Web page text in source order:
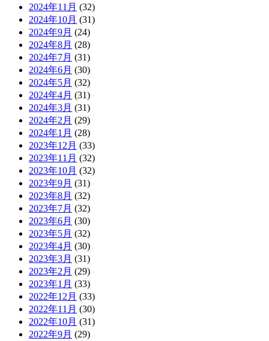
2024年11月 (32)
2024年10月 (31)
2024年9月 (24)
2024年8月 (28)
2024年7月 (31)
2024年6月 (30)
2024年5月 (32)
2024年4月 (31)
2024年3月 (31)
2024年2月 (29)
2024年1月 (28)
2023年12月 (33)
2023年11月 (32)
2023年10月 (32)
2023年9月 (31)
2023年8月 (32)
2023年7月 (32)
2023年6月 (30)
2023年5月 (32)
2023年4月 (30)
2023年3月 (31)
2023年2月 (29)
2023年1月 (33)
2022年12月 (33)
2022年11月 (30)
2022年10月 (31)
2022年9月 (29)